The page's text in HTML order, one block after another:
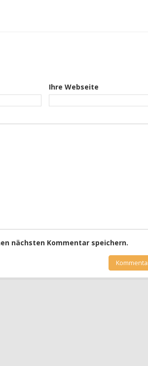
Ihre Webseite
nächsten Kommentar speichern.